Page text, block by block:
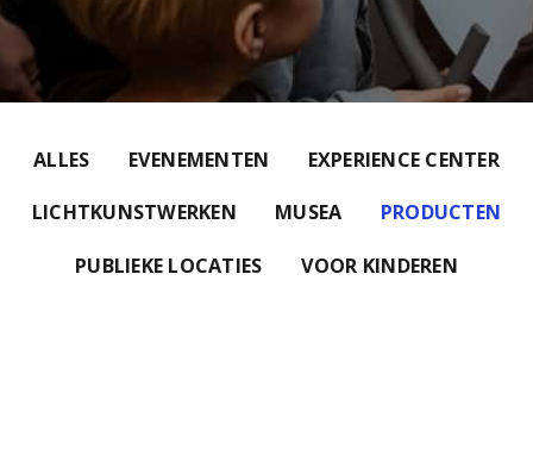
ALLES EVENEMENTEN EXPERIENCE CENTER
LICHTKUNSTWERKEN MUSEA PRODUCTEN
PUBLIEKE LOCATIES VOOR KINDEREN